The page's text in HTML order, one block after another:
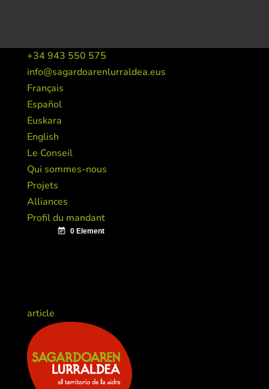
+34 943 550 575
info@sagardoarenlurraldea.eus
Français
Español
Euskara
English
Le Conseil
Qui sommes-nous
Projets
Alliances
Profil du mandant
article